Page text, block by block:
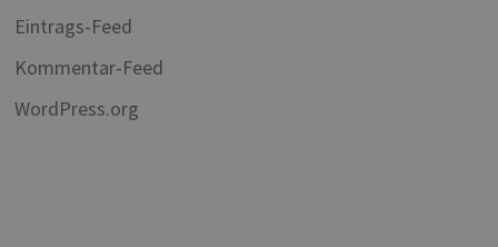
Eintrags-Feed
Kommentar-Feed
WordPress.org